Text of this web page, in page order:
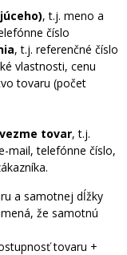
, t.j. meno a
číslo
, t.j. referenčné číslo
vlastnosti, cenu
tovaru (počet
tovar, t.j.
mail, telefónne číslo,
a samotnej dĺžky
že samotnú
tovaru +